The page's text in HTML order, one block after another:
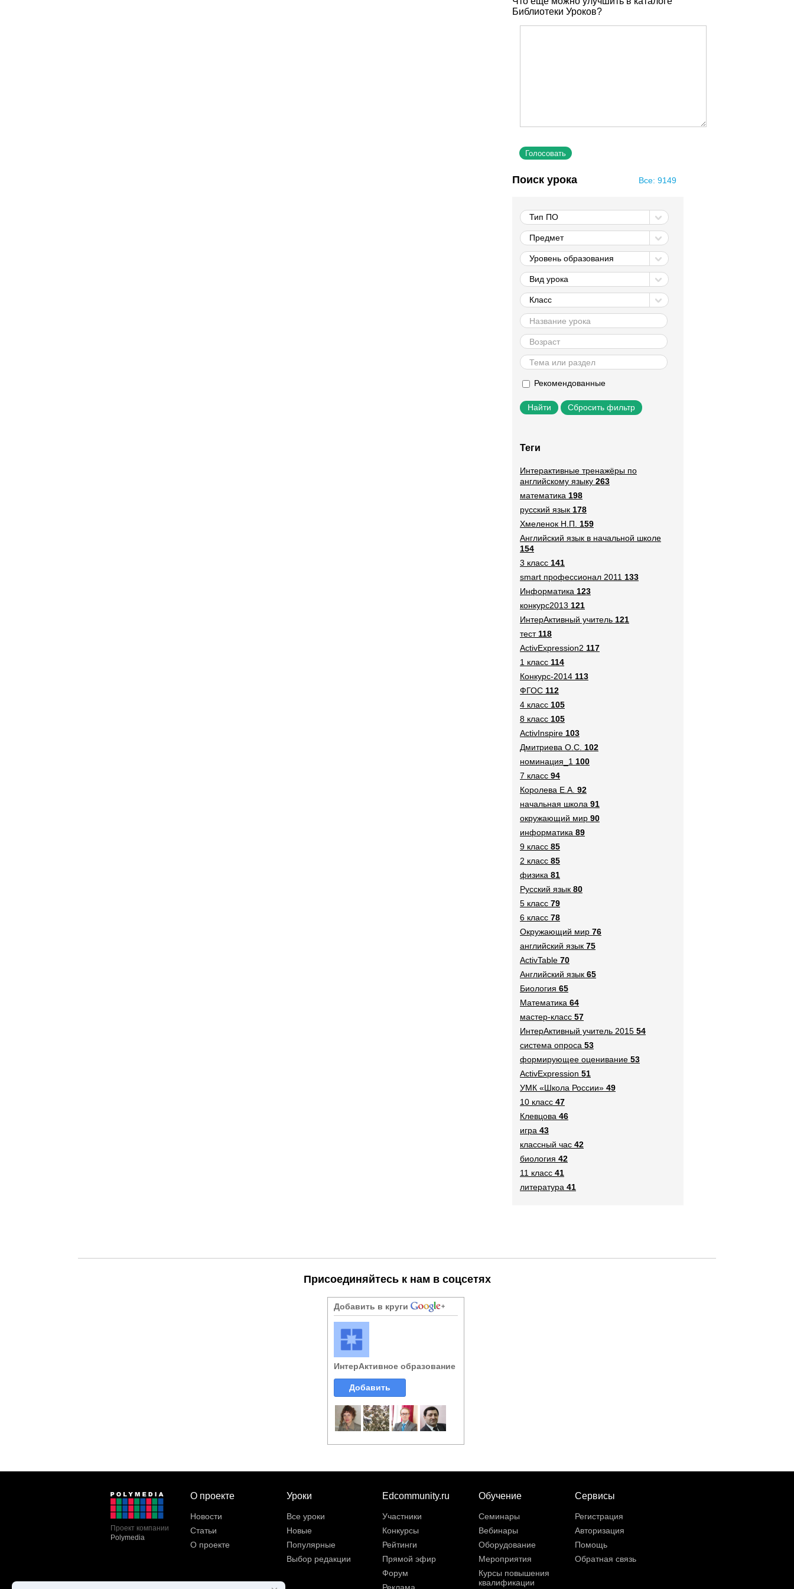
Библиотеки Уроков?
Все: 9149
Поиск урока
Тип ПО
Предмет
Уровень образования
Вид урока
Класс
Рекомендованные
Сбросить фильтр
Теги
Интерактивные тренажёры по
английскому языку 263
математика 198
русский язык 178
Хмеленок Н.П.
159
Английский язык в начальной школе
154
3 класс 141
smart профессионал 2011 133
Информатика 123
конкурс2013 121
ИнтерАктивный учитель 121
тест118
ActivExpression2 117
1 класс 114
Конкурс-2014 113
ФГОС 112
4 класс 105
8 класс 105
ActivInspire 103
Дмитриева О.С. 102
номинация_1 100
7 класс 94
Королева Е.А. 92
начальная школа 91
окружающий мир 90
информатика 89
9 класс 85
2 класс 85
физика 81
Русский язык 80
5 класс 79
6 класс 78
Окружающий мир 76
английский язык 75
ActivTable 70
Английский язык 65
Биология 65
Математика 64
мастер-класс 57
ИнтерАктивный учитель 2015 54
система опроса 53
формирующее оценивание 53
ActivExpression 51
УМК «Школа России» 49
10 класс 47
Клевцова 46
игра 43
классный час 42
биология 42
11 класс 41
литература 41
Присоединяйтесь к нам в соцсетях
Добавить в круги
ИнтерАктивное образование
Добавить
Проект компании
Polymedia
О проекте
Новости
Статьи
О проекте
Уроки
Все уроки
Новые
Популярные
Выбор редакции
Edcommunity.ru
Участники
Конкурсы
Рейтинги
Прямой эфир
Форум
Реклама
Обучение
Семинары
Вебинары
Оборудование
Мероприятия
Курсы повышения
квалификации
Сервисы
Регистрация
Авторизация
Помощь
Обратная связь